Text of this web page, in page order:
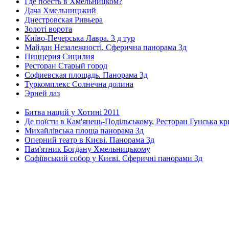
Дача Хмельницький
Днестровская Ривьера
Золоті ворота
Київо-Печерська Лавра. 3 д тур
Майдан Незалежності. Сферична панорама 3д
Пиццерия Сицилия
Ресторан Старый город
Софиевская площадь. Панорама 3д
Туркомплекс Солнечна долина
Эрней лаз
Битва наций у Хотині 2011
Де поїсти в Кам'янець-Подільському, Ресторан Гунська
Михайлівська площа панорама 3д
Оперний театр в Києві. Панорама 3д
Пам'ятник Богдану Хмельницькому
Софіївський собор у Києві. Сферичні панорами 3д